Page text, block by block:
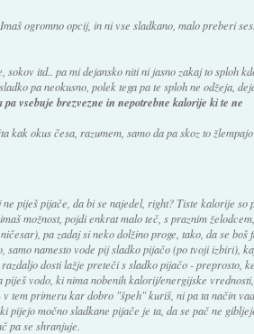
ogromno opcij, in ni vse sladkano, malo preberi
sokov itd.. pa mi dejansko niti ni jasno zakaj to sploh
pa neokusno, polek tega pa te sploh ne odžeja,
pa vsebuje brezvezne in nepotrebne kalorije ki te ne
kak okus česa, razumem, samo da pa skoz to
piješ pijače, da bi se najedel, right? Tiste kalorije so
možnost, pojdi enkrat malo teč, s praznim
pa zadaj si neko dolžino proge, tako, da se boš
samo namesto vode pij sladko pijačo (po tvoji izbiri),
dosti lažje preteči s sladko pijačo - preprosto,
vodo, ki nima nobenih kalorij/energijske
tem primeru kar dobro "špeh" kuriš, ni pa ta način
močno sladkane pijače je ta, da se pač ne
pa se shranjuje.